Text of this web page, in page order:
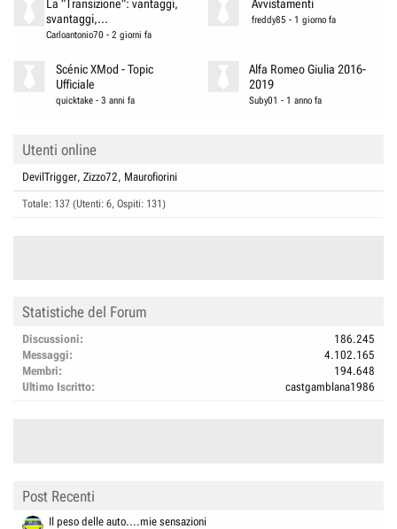
La "Transizione": vantaggi,
svantaggi,...
Carloantonio70 - 2 giorni fa
Avvistamenti
freddy85 - 1 giorno fa
Scénic XMod - Topic
Ufficiale
quicktake -3 anni fa
Alfa Romeo Giulia 2016-
2019
Suby01 - 1 anno fa
Utenti online
DevilTrigger Zizzo72 Maurofiorini
Totale: 137 (Utenti: 6, Ospiti: 131)
Statistiche del Forum
Discussioni
186.245
Messaggi
4.102.165
Membri
194.648
Ultimo Iscritto
castgamblana1986
Post Recenti
Il peso delle auto....mie sensazioni